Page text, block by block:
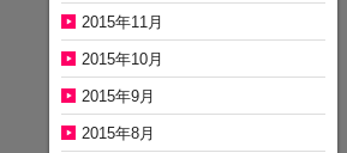
2015年11月
2015年10月
2015年9月
2015年8月